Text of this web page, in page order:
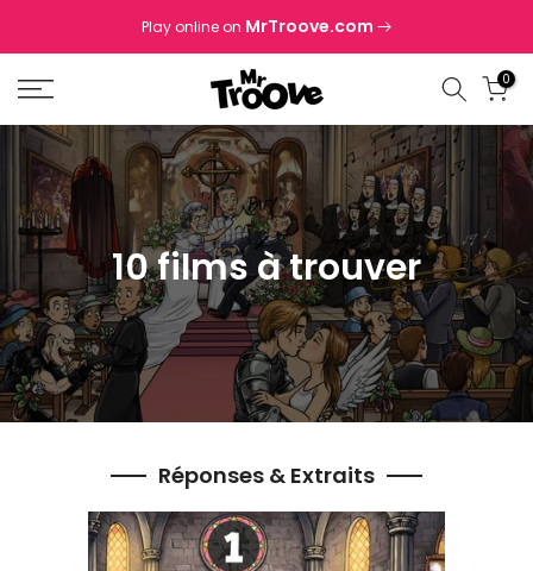
to
content
Play online on MrTroove.com
0
10 films à trouver
Réponses & Extraits